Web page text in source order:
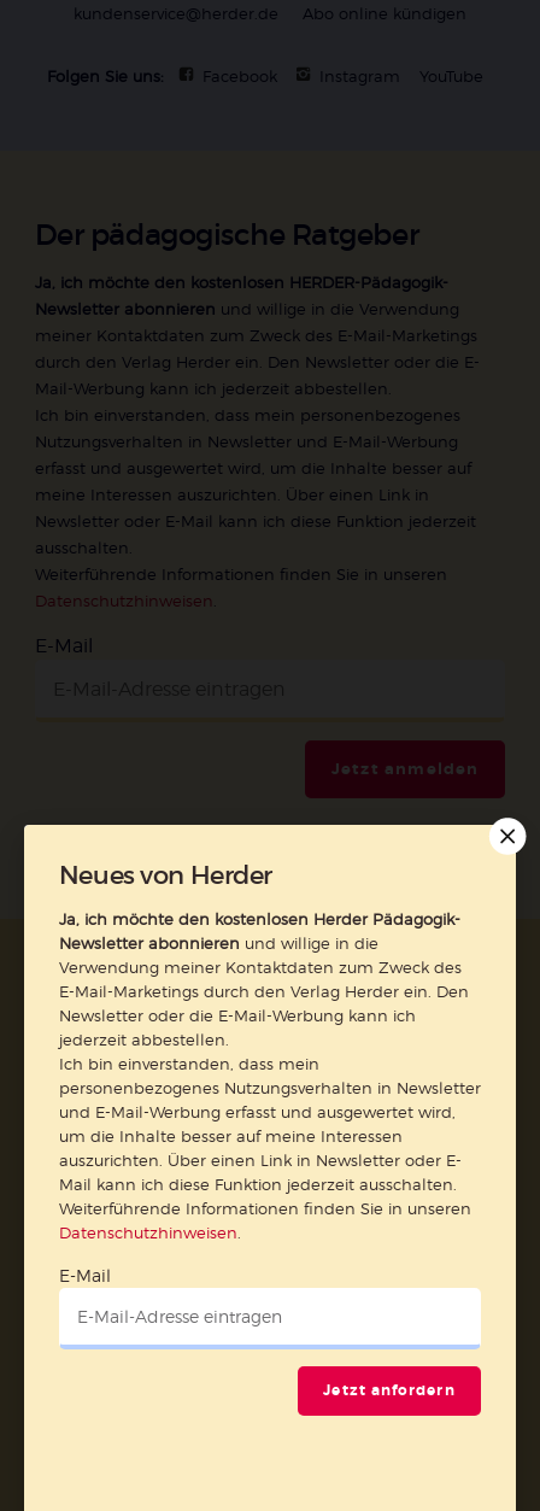
kundenservice@herder.de
Abo online kündigen
Folgen Sie uns: Facebook Instagram YouTube
Der pädagogische Ratgeber
Ja, ich möchte den kostenlosen HERDER-Pädagogik-
Newsletter abonnieren und willige in die Verwendung
meiner Kontaktdaten zum Zweck des E-Mail-Marketings
durch den Verlag Herder ein. Den Newsletter oder die E-
Mail-Werbung kann ich jederzeit abbestellen.
Ich bin einverstanden, dass mein personenbezogenes
Nutzungsverhalten in Newsletter und E-Mail-Werbung
erfasst und ausgewertet wird, um die Inhalte besser auf
meine Interessen auszurichten. Über einen Link in
Newsletter oder E-Mail kann ich diese Funktion jederzeit
ausschalten.
Weiterführende Informationen finden Sie in unseren
Datenschutzhinweisen.
E-Mail
Jetzt anmelden
AGB und Widerrufsbelehrung
Datenschutz
Barrierefreiheit
Impressum
Vertrag widerrufen
Abo online kündigen
Neues von Herder
Ja, ich möchte den kostenlosen Herder Pädagogik-
Newsletter abonnieren und willige in die
Verwendung meiner Kontaktdaten zum Zweck des
E-Mail-Marketings durch den Verlag Herder ein. Den
Newsletter oder die E-Mail-Werbung kann ich
jederzeit abbestellen.
Ich bin einverstanden, dass mein
personenbezogenes Nutzungsverhalten in Newsletter
und E-Mail-Werbung erfasst und ausgewertet wird,
um die Inhalte besser auf meine Interessen
auszurichten. Über einen Link in Newsletter oder E-
Mail kann ich diese Funktion jederzeit ausschalten.
Weiterführende Informationen finden Sie in unseren
Datenschutzhinweisen
E-Mail
Jetzt anfordern